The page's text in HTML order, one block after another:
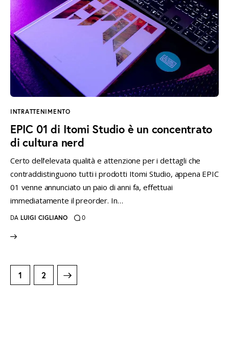
INTRATTENIMENTO
EPIC 01 di Itomi Studio è un concentrato
di cultura nerd
Certo dell’elevata qualità e attenzione per i dettagli che
contraddistinguono tutti i prodotti Itomi Studio, appena EPIC
01 venne annunciato un paio di anni fa, effettuai
immediatamente il preorder. In…
DA LUIGI CIGLIANO 0
Paginazione
degli
PAGE
1 PAGE
2